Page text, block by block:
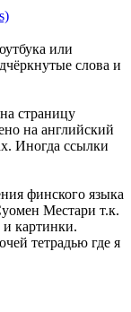
или
слова и
страницу
на английский
Иногда ссылки
финского языка
Местари т.к.
картинки.
тетрадью где я